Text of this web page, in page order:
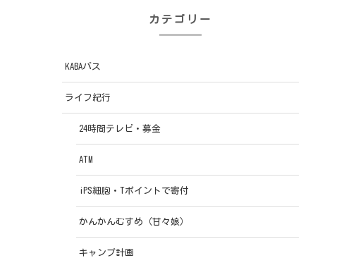
カテゴリー
KABAバス
ライフ紀行
24時間テレビ・募金
ATM
iPS細胞・Tポイントで寄付
かんかんむすめ（甘々娘）
キャンプ計画